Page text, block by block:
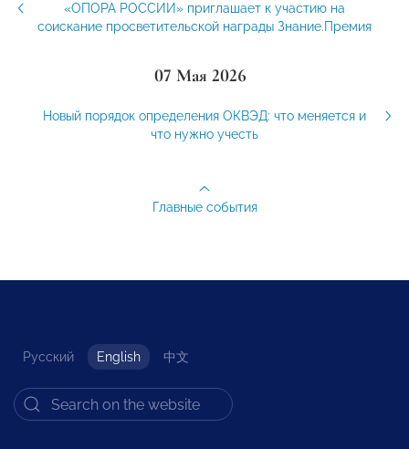
«ОПОРА РОССИИ» приглашает к участию на
соискание просветительской награды Знание.Премия
07 Мая 2026
Новый порядок определения ОКВЭД: что меняется и
что нужно учесть
Главные события
Русский English 中文